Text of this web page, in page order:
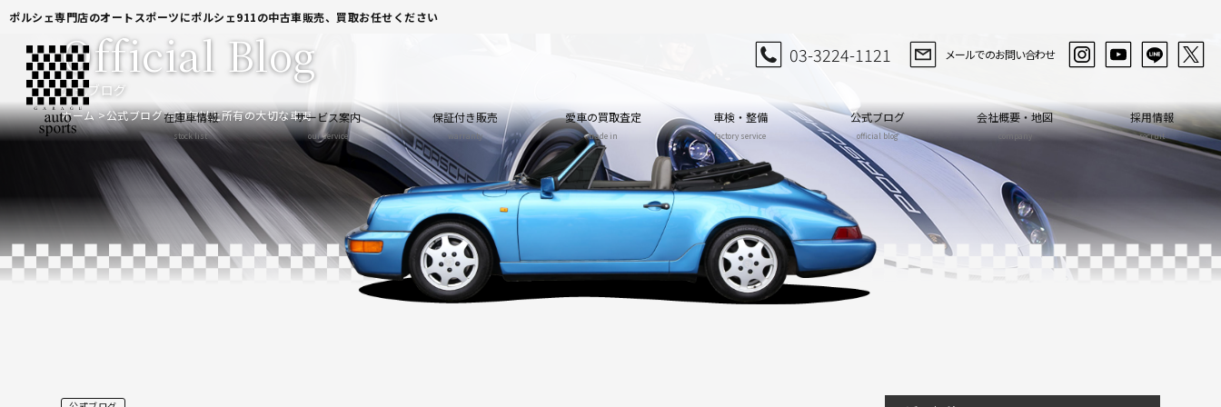
ポルシェ専門店のオートスポーツにポルシェ911の中古車販売、買取お任せください
在庫車情報
stock list
サービス案内
our service
保証付き販売
warranty
愛車の買取査定
trade in
車検・整備
factory service
公式ブログ
official blog
会社概要・地図
company
採用情報
recruit
公式ブログ
Official Blog
ホーム 公式ブログ 20年以上所有の大切な車両
03-3224-1121 メールでのお問い合わせ